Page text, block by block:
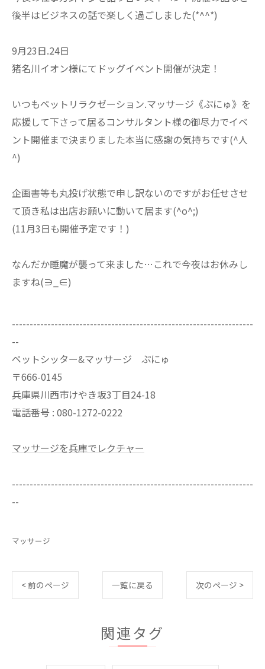
後半はビジネスの話で楽しく過ごしました(*^^*)
9月23日.24日
猪名川イオン様にてドッグイベント開催が決定！
いつもペットリラクゼーション.マッサージ《ぷにゅ》を
応援して下さって居るコンサルタント様の御尽力でイベ
ント開催まで決まりました本当に感謝の気持ちです(^人
^)
企画書等も丸投げ状態で申し訳ないのですがお任せさせ
て頂き私は出店お願いに動いて居ます(^o^;)
(11月3日も開催予定です！)
なんだか睡魔が襲って来ました…これで今夜はお休みし
ますね(∋_∈)
--------------------------------------------------------------------
--
ペットシッター&マッサージ ぷにゅ
〒666-0145
兵庫県川西市けやき坂3丁目24-18
電話番号 : 080-1272-0222
マッサージを兵庫でレクチャー
--------------------------------------------------------------------
--
マッサージ
< 前のページ 一覧に戻る 次のページ >
関連タグ